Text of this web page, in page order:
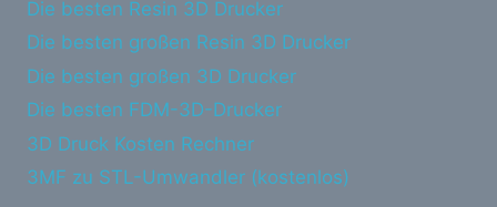
Die besten Resin 3D Drucker
Die besten großen Resin 3D Drucker
Die besten großen 3D Drucker
Die besten FDM-3D-Drucker
3D Druck Kosten Rechner
3MF zu STL-Umwandler (kostenlos)